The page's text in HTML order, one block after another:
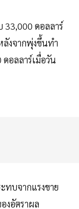
33,000 ดอลลาร์
งจากพุ่งขึ้นทำ
อลลาร์เมื่อวัน
ทบจากแรงขาย
งอัตราผล